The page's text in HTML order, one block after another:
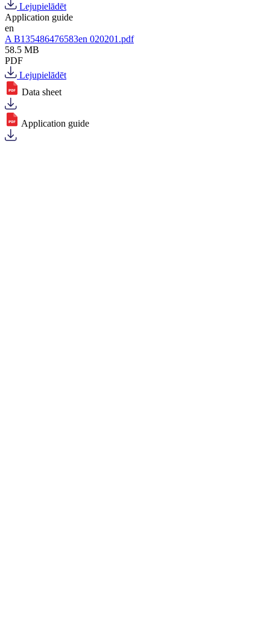
Lejupielādēt
Application guide
en
A B135486476583en 020201.pdf
58.5 MB
PDF
Lejupielādēt
Data sheet
Application guide